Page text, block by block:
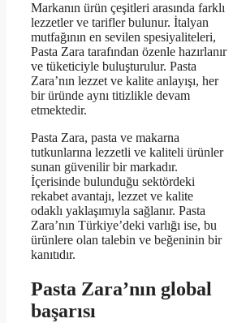
Markanın ürün çeşitleri arasında farklı
lezzetler ve tarifler bulunur. İtalyan
mutfağının en sevilen spesiyaliteleri,
Pasta Zara tarafından özenle hazırlanır
ve tüketiciyle buluşturulur. Pasta
Zara’nın lezzet ve kalite anlayışı, her
bir üründe aynı titizlikle devam
etmektedir.
Pasta Zara, pasta ve makarna
tutkunlarına lezzetli ve kaliteli ürünler
sunan güvenilir bir markadır.
İçerisinde bulunduğu sektördeki
rekabet avantajı, lezzet ve kalite
odaklı yaklaşımıyla sağlanır. Pasta
Zara’nın Türkiye’deki varlığı ise, bu
ürünlere olan talebin ve beğeninin bir
kanıtıdır.
Pasta Zara’nın global
başarısı